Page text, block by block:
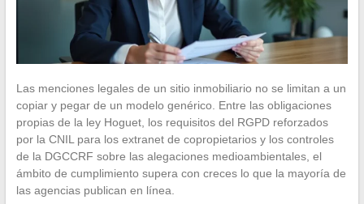
Las menciones legales de un sitio inmobiliario no se limitan a un
copiar y pegar de un modelo genérico. Entre las obligaciones
propias de la ley Hoguet, los requisitos del RGPD reforzados
por la CNIL para los extranet de copropietarios y los controles
de la DGCCRF sobre las alegaciones medioambientales, el
ámbito de cumplimiento supera con creces lo que la mayoría de
las agencias publican en línea.